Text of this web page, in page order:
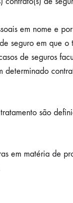
em nome e
seguro em que
de seguros
determinado
são
em matéria de